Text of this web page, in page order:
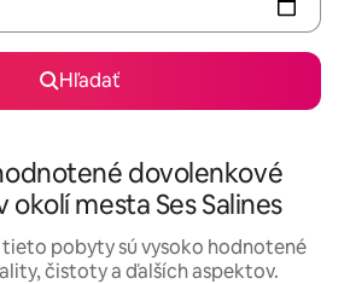
Hľadať
dovolenkové
okolí mesta Ses Salines
tieto pobyty sú vysoko hodnotené
čistoty a ďalších aspektov.